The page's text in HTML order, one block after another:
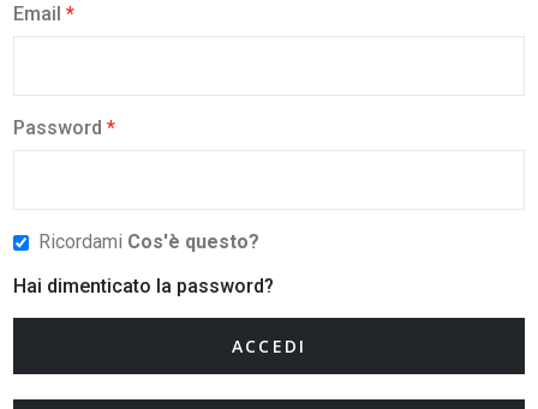
Email
Password
Ricordami Cos'è questo?
Hai dimenticato la password?
ACCEDI